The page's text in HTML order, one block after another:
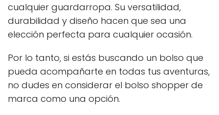
cualquier guardarropa. Su versatilidad,
durabilidad y diseño hacen que sea una
elección perfecta para cualquier ocasión.
Por lo tanto, si estás buscando un bolso que
pueda acompañarte en todas tus aventuras,
no dudes en considerar el bolso shopper de
marca como una opción.